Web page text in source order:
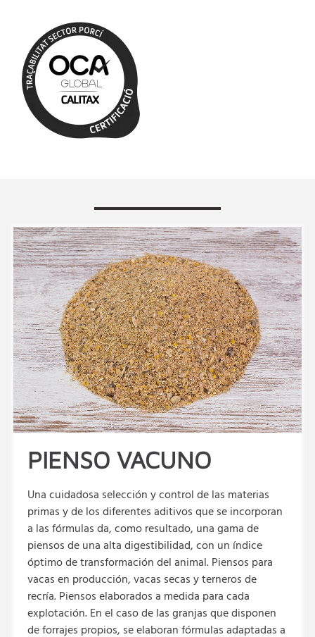
PIENSO VACUNO
Una cuidadosa selección y control de las materias
primas y de los diferentes aditivos que se incorporan
a las fórmulas da, como resultado, una gama de
piensos de una alta digestibilidad, con un índice
óptimo de transformación del animal. Piensos para
vacas en producción, vacas secas y terneros de
recría. Piensos elaborados a medida para cada
explotación. En el caso de las granjas que disponen
de forrajes propios, se elaboran fórmulas adaptadas a